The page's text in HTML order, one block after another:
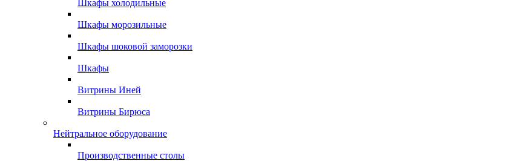
Шкафы холодильные
Шкафы морозильные
Шкафы шоковой заморозки
Шкафы
Витрины Иней
Витрины Бирюса
Нейтральное оборудование
Производственные столы